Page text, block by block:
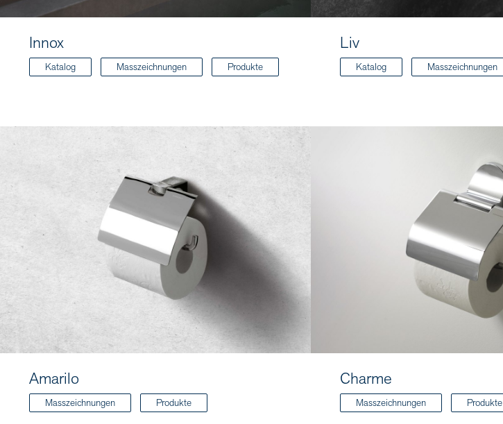
Innox
Katalog Masszeichnungen Produkte
Liv
Katalog Masszeichnungen
Amarilo
Masszeichnungen Produkte
Charme
Masszeichnungen Produkte